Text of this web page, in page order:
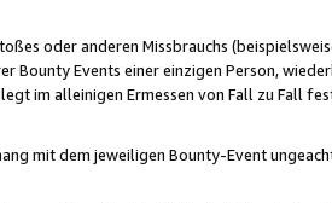
oder anderen Missbrauchs
Bounty Events einer einzigen Person,
im alleinigen Ermessen von Fall zu Fall
mit dem jeweiligen Bounty-Event